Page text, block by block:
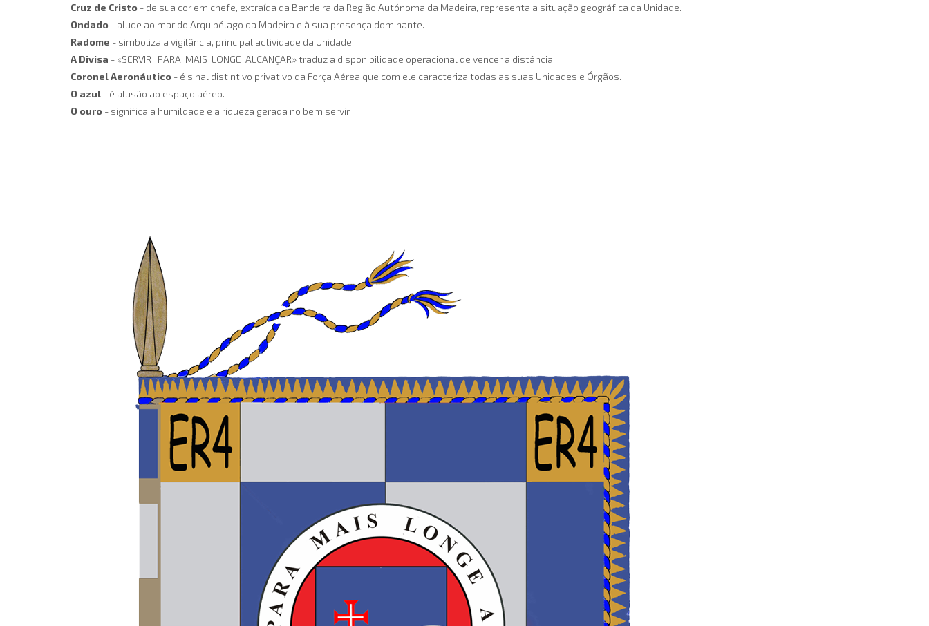
Cruz de Cristo - de sua cor em chefe, extraída da Bandeira da Região Autónoma da Madeira, representa a situação geográfica da Unidade.
Ondado - alude ao mar do Arquipélago da Madeira e à sua presença dominante.
Radome - simboliza a vigilância, principal actividade da Unidade.
A Divisa - «SERVIR PARA MAIS LONGE ALCANÇAR» traduz a disponibilidade operacional de vencer a distância.
Coronel Aeronáutico - é sinal distintivo privativo da Força Aérea que com ele caracteriza todas as suas Unidades e Órgãos.
O azul - é alusão ao espaço aéreo.
O ouro - significa a humildade e a riqueza gerada no bem servir.